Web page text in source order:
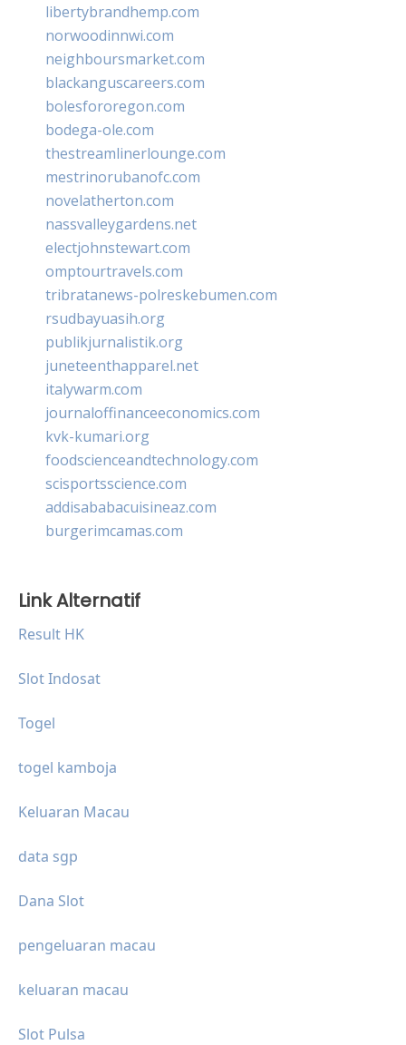
libertybrandhemp.com
norwoodinnwi.com
neighboursmarket.com
blackanguscareers.com
bolesfororegon.com
bodega-ole.com
thestreamlinerlounge.com
mestrinorubanofc.com
novelatherton.com
nassvalleygardens.net
electjohnstewart.com
omptourtravels.com
tribratanews-polreskebumen.com
rsudbayuasih.org
publikjurnalistik.org
juneteenthapparel.net
italywarm.com
journaloffinanceeconomics.com
kvk-kumari.org
foodscienceandtechnology.com
scisportsscience.com
addisababacuisineaz.com
burgerimcamas.com
Link Alternatif
Result HK
Slot Indosat
Togel
togel kamboja
Keluaran Macau
data sgp
Dana Slot
pengeluaran macau
keluaran macau
Slot Pulsa